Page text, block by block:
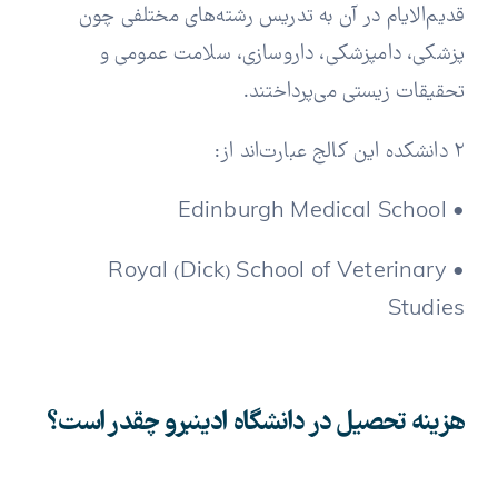
قدیم‌الایام در آن به تدریس رشته‌های مختلفی چون
پزشکی، دامپزشکی، داروسازی، سلامت عمومی و
تحقیقات زیستی می‌پرداختند.
2 دانشکده‌ این کالج عبارت‌اند از:
• Edinburgh Medical School
• Royal (Dick) School of Veterinary
Studies
هزینه تحصیل در دانشگاه ادینبرو چقدر است؟